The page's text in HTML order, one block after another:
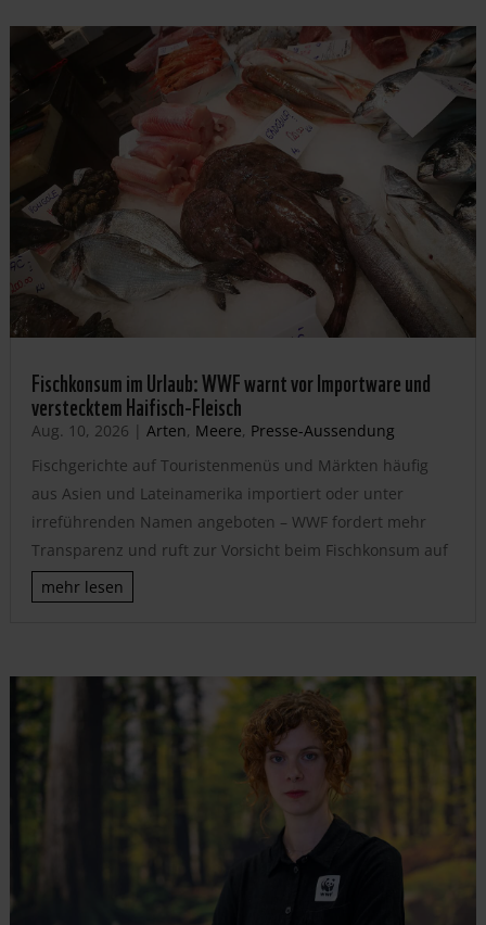
Fischkonsum im Urlaub: WWF warnt vor Importware und
verstecktem Haifisch-Fleisch
Aug. 10, 2026 | Arten, Meere, Presse-Aussendung
Fischgerichte auf Touristenmenüs und Märkten häufig
aus Asien und Lateinamerika importiert oder unter
irreführenden Namen angeboten – WWF fordert mehr
Transparenz und ruft zur Vorsicht beim Fischkonsum auf
mehr lesen